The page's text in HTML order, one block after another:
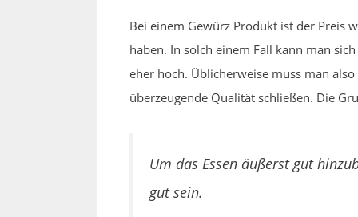
Bei einem Gewürz Produkt ist der Preis
haben. In solch einem Fall kann man
eher hoch. Üblicherweise muss man
überzeugende Qualität schließen. Die
Um das Essen äußerst gut
gut sein.